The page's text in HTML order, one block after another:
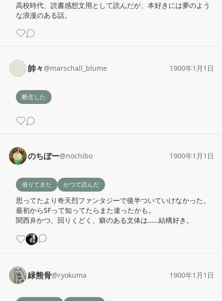
高校時代、読書感想文用として読んだが、本好きには夢のよう
な浪漫のある話。
帥々@marschall_blume 1900年1月1日
断念した
のちぼー@nochibo 1900年1月1日
借りてきた かつて読んだ
思ってたより奇天烈ファンタジーで後半ついていけなかった。
最初からSFって知ってたらまた違ったかも。
関西弁かつ、回りくどく、癖のある文体は……結構好き。
緑熊骨@ryokuma 1900年1月1日